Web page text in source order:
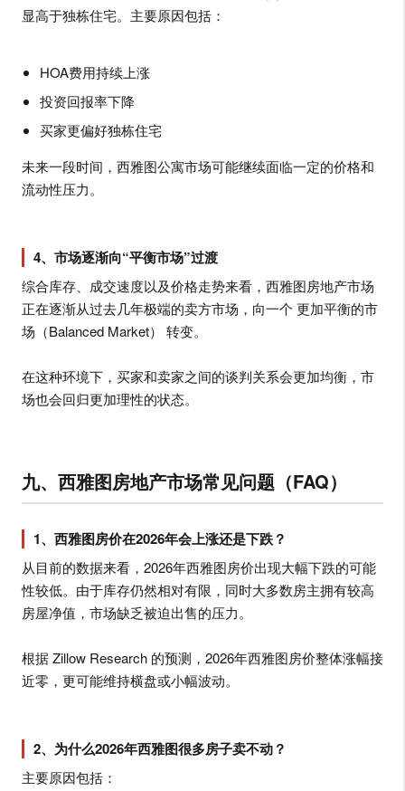
显高于独栋住宅。主要原因包括：
HOA费用持续上涨
投资回报率下降
买家更偏好独栋住宅
未来一段时间，西雅图公寓市场可能继续面临一定的价格和
流动性压力。
4、市场逐渐向“平衡市场”过渡
综合库存、成交速度以及价格走势来看，西雅图房地产市场
正在逐渐从过去几年极端的卖方市场，向一个 更加平衡的市
场（Balanced Market） 转变。
在这种环境下，买家和卖家之间的谈判关系会更加均衡，市
场也会回归更加理性的状态。
九、西雅图房地产市场常见问题（FAQ）
1、西雅图房价在2026年会上涨还是下跌？
从目前的数据来看，2026年西雅图房价出现大幅下跌的可能
性较低。由于库存仍然相对有限，同时大多数房主拥有较高
房屋净值，市场缺乏被迫出售的压力。
根据 Zillow Research 的预测，2026年西雅图房价整体涨幅接
近零，更可能维持横盘或小幅波动。
2、为什么2026年西雅图很多房子卖不动？
主要原因包括：